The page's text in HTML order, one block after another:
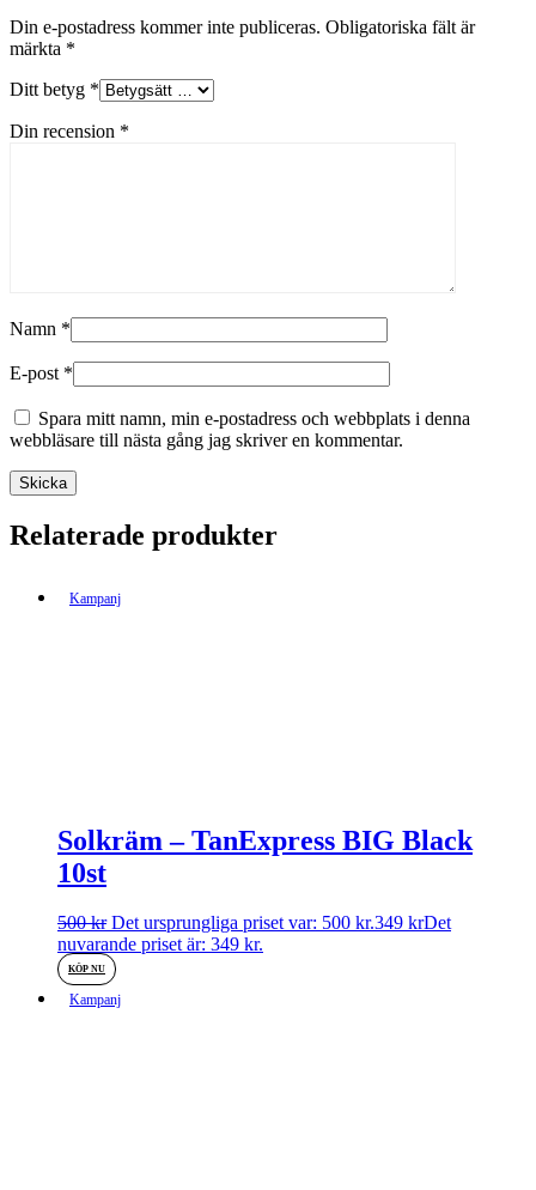
Din e-postadress kommer inte publiceras. Obligatoriska fält är
märkta *
Ditt betyg *
Din recension *
Namn *
E-post *
Spara mitt namn, min e-postadress och webbplats i denna
webbläsare till nästa gång jag skriver en kommentar.
Relaterade produkter
Kampanj
Solkräm – TanExpress BIG Black
10st
500kr Det ursprungliga priset var: 500 kr.349 krDet
nuvarande priset är: 349 kr.
KÖP NU
Kampanj